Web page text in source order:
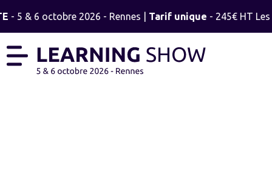
- 5 & 6 octobre 2026 - Rennes | Tarif unique- 245€ HT Les